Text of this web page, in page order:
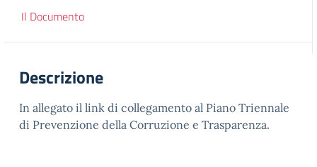
Il Documento
Descrizione
In allegato il link di collegamento al Piano Triennale
di Prevenzione della Corruzione e Trasparenza.